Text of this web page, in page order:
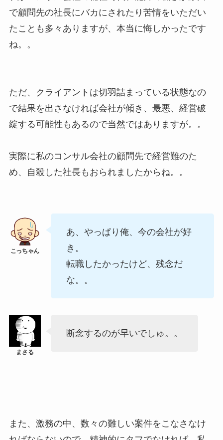
で顧問先の社長にバカにされたり苦情をいただい
たことも多々ありますが、本当に悔しかったです
ね。。
ただ、クライアントは切羽詰まっている状態なの
で結果を出さなければ会社が傾き、最悪、経営破
綻する可能性もあるので当然ではありますが。。
実際に私のコンサル会社の顧問先で経営難のた
め、自殺した社長もおられましたからね。。
あ、やっぱり俺、今の会社が好
き。
転職したかったけど、残念だ
な。。
断念するのが早いでしゅ。。
また、激務の中、数々の難しい案件をこなさなけ